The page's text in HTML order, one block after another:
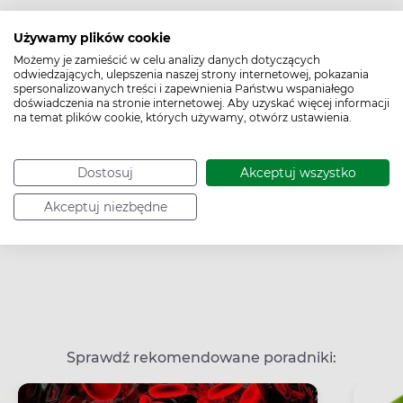
Używamy plików cookie
Możemy je zamieścić w celu analizy danych dotyczących
odwiedzających, ulepszenia naszej strony internetowej, pokazania
spersonalizowanych treści i zapewnienia Państwu wspaniałego
doświadczenia na stronie internetowej. Aby uzyskać więcej informacji
na temat plików cookie, których używamy, otwórz ustawienia.
Dostosuj Akceptuj wszystko
Akceptuj niezbędne
Sprawdź rekomendowane poradniki: